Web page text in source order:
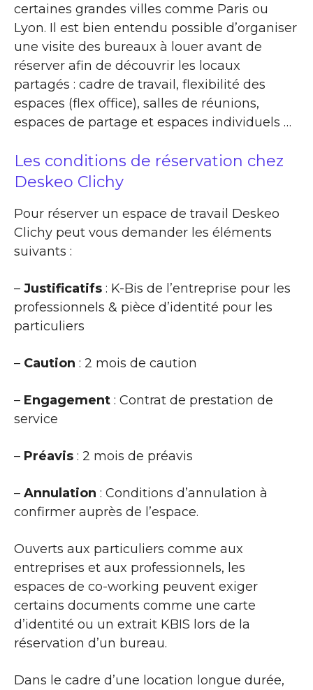
certaines grandes villes comme Paris ou
Lyon. Il est bien entendu possible d’organiser
une visite des bureaux à louer avant de
réserver afin de découvrir les locaux
partagés : cadre de travail, flexibilité des
espaces (flex office), salles de réunions,
espaces de partage et espaces individuels …
Les conditions de réservation chez
Deskeo Clichy
Pour réserver un espace de travail Deskeo
Clichy peut vous demander les éléments
suivants :
– Justificatifs : K-Bis de l’entreprise pour les
professionnels & pièce d’identité pour les
particuliers
– Caution : 2 mois de caution
– Engagement : Contrat de prestation de
service
– Préavis : 2 mois de préavis
– Annulation : Conditions d’annulation à
confirmer auprès de l’espace.
Ouverts aux particuliers comme aux
entreprises et aux professionnels, les
espaces de co-working peuvent exiger
certains documents comme une carte
d’identité ou un extrait KBIS lors de la
réservation d’un bureau.
Dans le cadre d’une location longue durée,